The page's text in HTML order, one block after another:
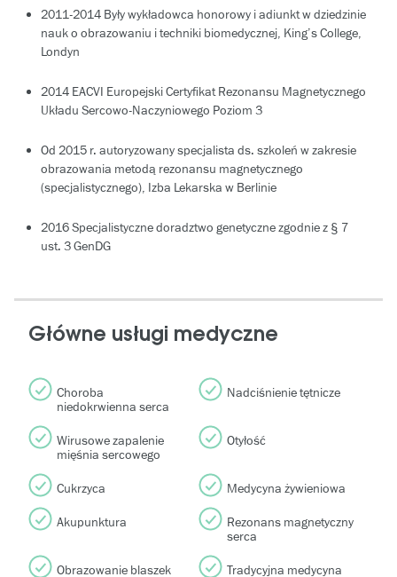
2011-2014 Były wykładowca honorowy i adiunkt w dziedzinie
nauk o obrazowaniu i techniki biomedycznej, King’s College,
Londyn
2014 EACVI Europejski Certyfikat Rezonansu Magnetycznego
Układu Sercowo-Naczyniowego Poziom 3
Od 2015 r. autoryzowany specjalista ds. szkoleń w zakresie
obrazowania metodą rezonansu magnetycznego
(specjalistycznego), Izba Lekarska w Berlinie
2016 Specjalistyczne doradztwo genetyczne zgodnie z § 7
ust. 3 GenDG
Główne usługi medyczne
Choroba
niedokrwienna serca
Nadciśnienie tętnicze
Wirusowe zapalenie
mięśnia sercowego
Otyłość
Cukrzyca
Medycyna żywieniowa
Akupunktura
Rezonans magnetyczny
serca
Obrazowanie blaszek
Tradycyjna medycyna